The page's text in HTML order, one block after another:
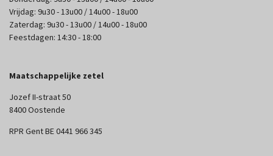
Vrijdag: 9u30 - 13u00 / 14u00 - 18u00
Zaterdag: 9u30 - 13u00 / 14u00 - 18u00
Feestdagen: 14:30 - 18:00
Maatschappelijke zetel
Jozef II-straat 50
8400 Oostende
RPR Gent BE 0441 966 345